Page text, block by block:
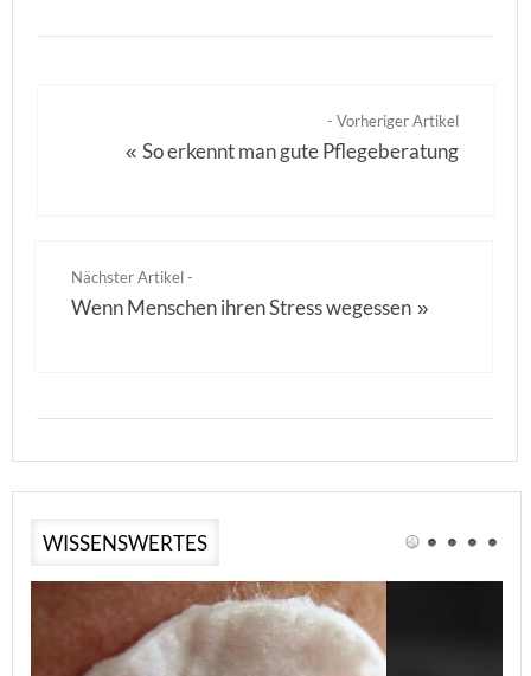
- Vorheriger Artikel
«So erkennt man gute Pflegeberatung
Nächster Artikel -
Wenn Menschen ihren Stress wegessen »
WISSENSWERTES